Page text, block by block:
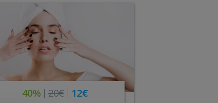
40% 20€ 12€